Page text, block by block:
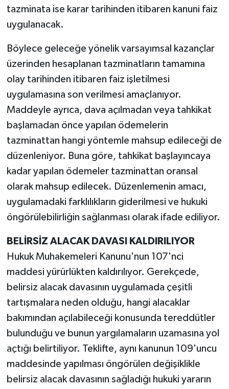
tazminata ise karar tarihinden itibaren kanuni faiz
uygulanacak.
Böylece geleceğe yönelik varsayımsal kazançlar
üzerinden hesaplanan tazminatların tamamına
olay tarihinden itibaren faiz işletilmesi
uygulamasına son verilmesi amaçlanıyor.
Maddeyle ayrıca, dava açılmadan veya tahkikat
başlamadan önce yapılan ödemelerin
tazminattan hangi yöntemle mahsup edileceği de
düzenleniyor. Buna göre, tahkikat başlayıncaya
kadar yapılan ödemeler tazminattan oransal
olarak mahsup edilecek. Düzenlemenin amacı,
uygulamadaki farklılıkların giderilmesi ve hukuki
öngörülebilirliğin sağlanması olarak ifade ediliyor.
BELİRSİZ ALACAK DAVASI KALDIRILIYOR
Hukuk Muhakemeleri Kanunu'nun 107'nci
maddesi yürürlükten kaldırılıyor. Gerekçede,
belirsiz alacak davasının uygulamada çeşitli
tartışmalara neden olduğu, hangi alacaklar
bakımından açılabileceği konusunda tereddütler
bulunduğu ve bunun yargılamaların uzamasına yol
açtığı belirtiliyor. Teklifte, aynı kanunun 109'uncu
maddesinde yapılması öngörülen değişiklikle
belirsiz alacak davasının sağladığı hukuki yararın